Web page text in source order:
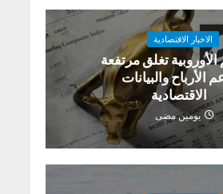
الاخبار الاقتصادية
الأوروبية تغلق مرتفعة
الأرباح والبيانات
الاقتصادية
يومين مضى